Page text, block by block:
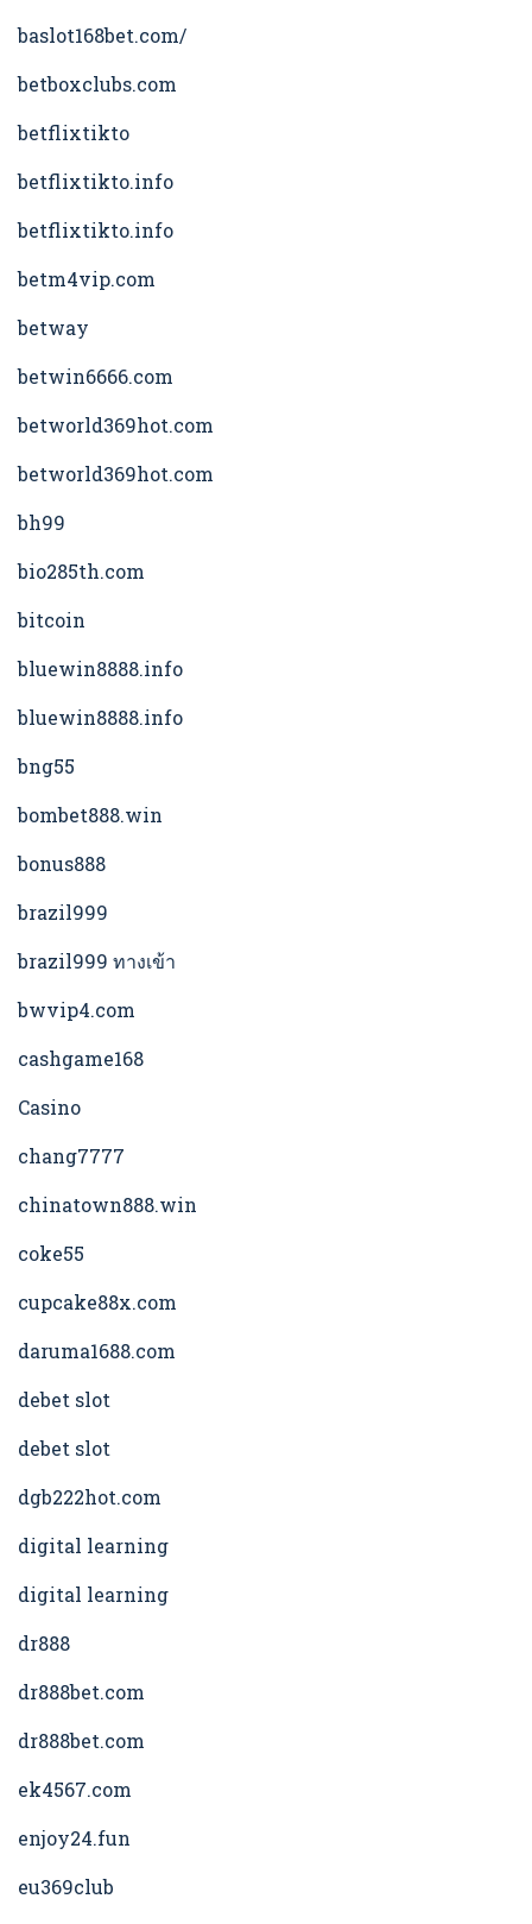
baslot168bet.com/
betboxclubs.com
betflixtikto
betflixtikto.info
betflixtikto.info
betm4vip.com
betway
betwin6666.com
betworld369hot.com
betworld369hot.com
bh99
bio285th.com
bitcoin
bluewin8888.info
bluewin8888.info
bng55
bombet888.win
bonus888
brazil999
brazil999 ทางเข้า
bwvip4.com
cashgame168
Casino
chang7777
chinatown888.win
coke55
cupcake88x.com
daruma1688.com
debet slot
debet slot
dgb222hot.com
digital learning
digital learning
dr888
dr888bet.com
dr888bet.com
ek4567.com
enjoy24.fun
eu369club